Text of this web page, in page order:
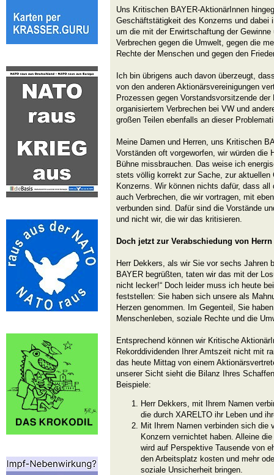
Uns Kritischen BAYER-AktionärInnen
Geschäftstätigkeit des Konzerns und dabei
um die mit der Erwirtschaftung der Gewinne
Verbrechen gegen die Umwelt, gegen die
Rechte der Menschen und gegen den
Ich bin übrigens auch davon überzeugt,
von den anderen Aktionärsvereinigungen
Prozessen gegen Vorstandsvorsitzende
organisiertem Verbrechen bei VW und
großen Teilen ebenfalls an dieser
Meine Damen und Herren, uns Kritischen
Vorständen oft vorgeworfen, wir würden die
Bühne missbrauchen. Das weise ich
stets völlig korrekt zur Sache, zur aktuellen
Konzerns. Wir können nichts dafür, dass all
auch Verbrechen, die wir vortragen, mit
verbunden sind. Dafür sind die Vorstände
und nicht wir, die wir das kritisieren.
Doch jetzt zur Verabschiedung von Herrn
Herr Dekkers, als wir Sie vor sechs Jahren
BAYER begrüßten, taten wir das mit der
nicht lecker!“ Doch leider muss ich heute
feststellen: Sie haben sich unsere als
Herzen genommen. Im Gegenteil, Sie
Menschenleben, soziale Rechte und die
Entsprechend können wir Kritische
Rekorddividenden Ihrer Amtszeit nicht mit
das heute Mittag von einem
unserer Sicht sieht die Bilanz Ihres
Beispiele:
Herr Dekkers, mit Ihrem Namen
die durch XARELTO ihr Leben und
Mit Ihrem Namen verbinden sich die
Konzern vernichtet haben. Alleine
wird auf Perspektive Tausende von
den Arbeitsplatz kosten und mehr
soziale Unsicherheit bringen.